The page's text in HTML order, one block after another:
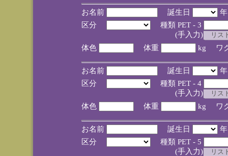
お名前 誕生日
区分
種類 PET - 3
(手入力)
体色
体重 kg ワ
お名前 誕生日
区分
種類 PET - 4
(手入力)
体色
体重 kg ワ
お名前 誕生日
区分
種類 PET - 5
(手入力)